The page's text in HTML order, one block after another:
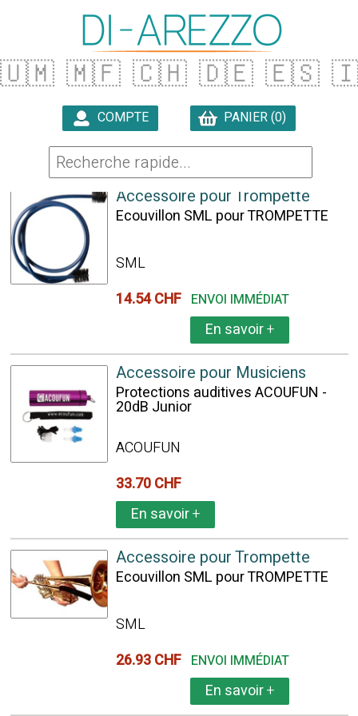
🇺🇲 🇲🇫 🇨🇭 🇩🇪 🇪🇸
COMPTE PANIER (0)
4 ARTICLES TROUVÉS
Accessoire pour Trompette
Ecouvillon SML pour TROMPETTE
SML
14.54 CHF ENVOI IMMÉDIAT
En savoir+
Accessoire pour Musiciens
Protections auditives ACOUFUN -
20dB Junior
ACOUFUN
33.70 CHF
En savoir+
Accessoire pour Trompette
Ecouvillon SML pour TROMPETTE
SML
26.93 CHF ENVOI IMMÉDIAT
En savoir+